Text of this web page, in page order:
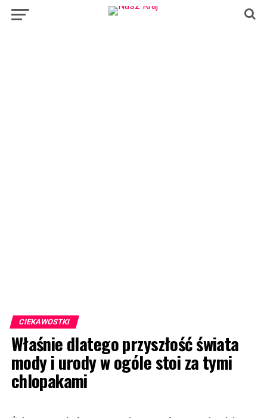
CIEKAWOSTKI
Właśnie dlatego przyszłość świata
mody i urody w ogóle stoi za tymi
chlopakami